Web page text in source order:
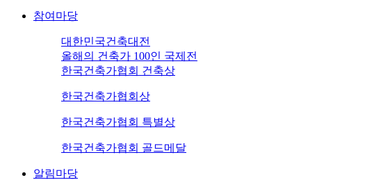
참여마당
대한민국건축대전
올해의 건축가 100인 국제전
한국건축가협회 건축상
한국건축가협회상
한국건축가협회 특별상
한국건축가협회 골드메달
알림마당